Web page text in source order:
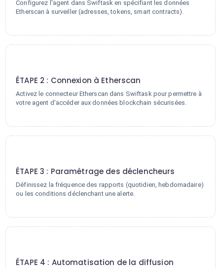
Configurez l'agent dans Swiftask en spécifiant les données
Etherscan à surveiller (adresses, tokens, smart contracts).
ÉTAPE 2 : Connexion à Etherscan
Activez le connecteur Etherscan dans Swiftask pour permettre à
votre agent d'accéder aux données blockchain sécurisées.
ÉTAPE 3 : Paramétrage des déclencheurs
Définissez la fréquence des rapports (quotidien, hebdomadaire)
ou les conditions déclenchant une alerte.
ÉTAPE 4 : Automatisation de la diffusion